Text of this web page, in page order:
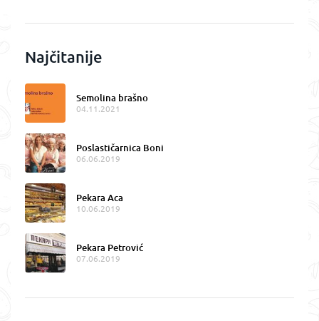
Najčitanije
Semolina brašno
04.11.2021
Poslastičarnica Boni
06.06.2019
Pekara Aca
10.06.2019
Pekara Petrović
07.06.2019